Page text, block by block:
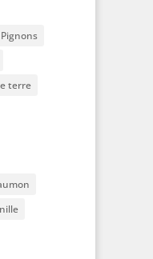
Pignons
terre